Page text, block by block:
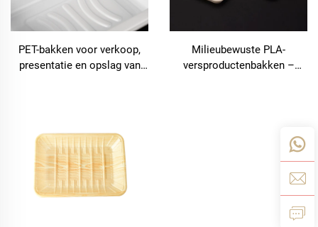
PET-bakken voor verkoop,
presentatie en opslag van
Milieubewuste PLA-
versproductenbakken –